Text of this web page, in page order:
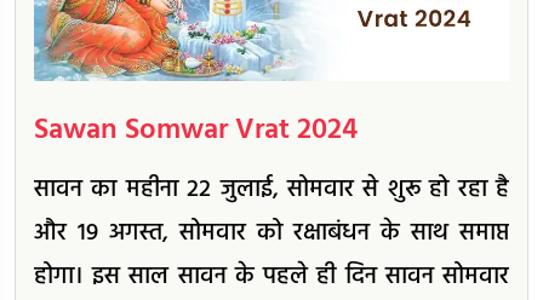
Sawan Somwar Vrat 2024
सावन का महीना 22 जुलाई, सोमवार से शुरू हो रहा है
और 19 अगस्त, सोमवार को रक्षाबंधन के साथ समाप्त
होगा। इस साल सावन के पहले ही दिन सावन सोमवार